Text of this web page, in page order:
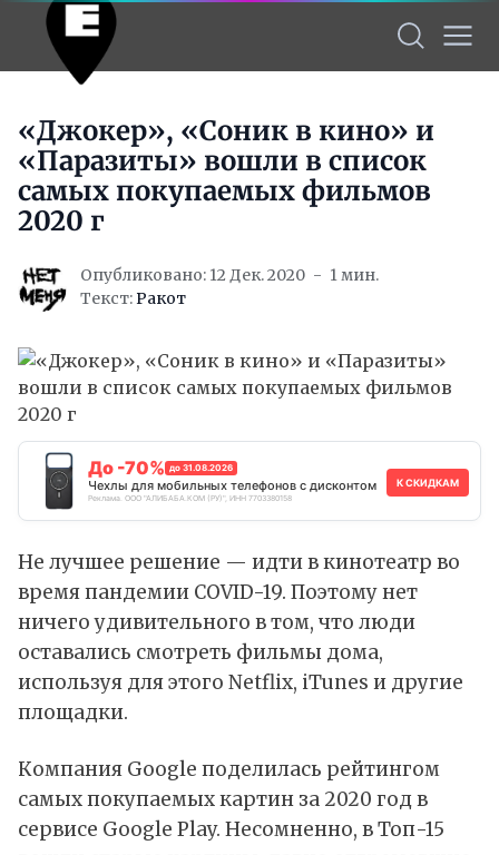
«Джокер», «Соник в кино» и
«Паразиты» вошли в список
самых покупаемых фильмов
2020 г
Опубликовано: 12 Дек. 2020
1 мин.
Текст:Ракот
До -70% до 31.08.2026
Чехлы для мобильных телефонов с дисконтом
Реклама. ООО "АЛИБАБА.КОМ (РУ)", ИНН 7703380158
К СКИДКАМ
Не лучшее решение — идти в кинотеатр во
время пандемии COVID-19. Поэтому нет
ничего удивительного в том, что люди
оставались смотреть фильмы дома,
используя для этого Netflix, iTunes и другие
площадки.
Компания Google поделилась рейтингом
самых покупаемых картин за 2020 год в
сервисе Google Play. Несомненно, в Топ-15